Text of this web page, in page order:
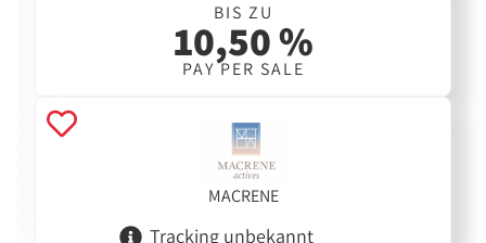
BIS ZU
10,50 %
PAY PER SALE
MACRENE
Tracking unbekannt